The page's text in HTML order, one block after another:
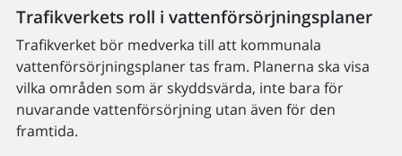
Trafikverkets roll i vattenförsörjningsplaner
Trafikverket bör medverka till att kommunala
vattenförsörjningsplaner tas fram. Planerna ska visa
vilka områden som är skyddsvärda, inte bara för
nuvarande vattenförsörjning utan även för den
framtida.